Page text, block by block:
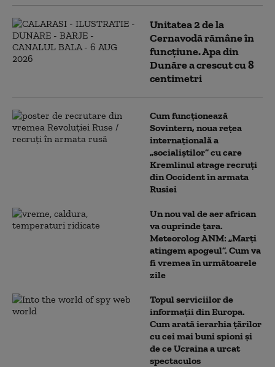
Unitatea 2 de la
Cernavodă rămâne în
funcțiune. Apa din
Dunăre a crescut cu 8
centimetri
Cum funcționează
Sovintern, noua rețea
internațională a
„socialiștilor” cu care
Kremlinul atrage recruți
din Occident în armata
Rusiei
Un nou val de aer african
va cuprinde țara.
Meteorolog ANM: „Marți
atingem apogeul”. Cum va
fi vremea în următoarele
zile
Topul serviciilor de
informații din Europa.
Cum arată ierarhia țărilor
cu cei mai buni spioni și
de ce Ucraina a urcat
spectaculos